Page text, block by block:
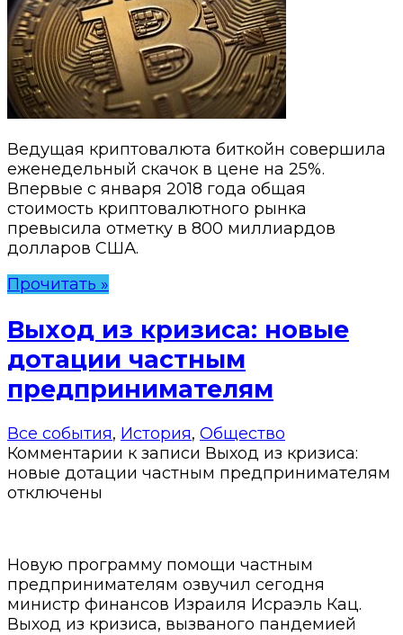
Ведущая криптовалюта биткойн совершила
еженедельный скачок в цене на 25%.
Впервые с января 2018 года общая
стоимость криптовалютного рынка
превысила отметку в 800 миллиардов
долларов США.
Прочитать »
Выход из кризиса: новые
дотации частным
предпринимателям
Все события, История, Общество
Комментарии к записи Выход из кризиса:
новые дотации частным предпринимателям
отключены
Новую программу помощи частным
предпринимателям озвучил сегодня
министр финансов Израиля Исраэль Кац.
Выход из кризиса, вызваного пандемией